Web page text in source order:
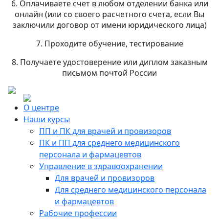
6. Оплачиваете счет в любом отделении банка или
онлайн (или со своего расчетного счета, если Вы
заключили договор от имени юридического лица)
7. Проходите обучение, тестирование
8. Получаете удостоверение или диплом заказным
письмом почтой России
О центре
Наши курсы
ПП и ПК для врачей и провизоров
ПК и ПП для среднего медицинского
персонала и фармацевтов
Управление в здравоохранении
Для врачей и провизоров
Для среднего медицинского персонала
и фармацевтов
Рабочие профессии